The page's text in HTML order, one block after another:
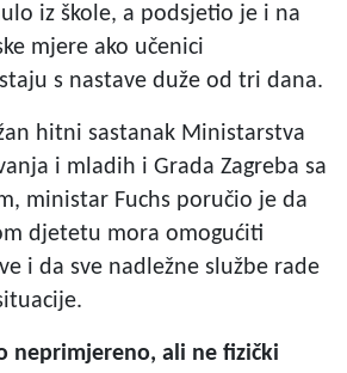
iz škole, a podsjetio je i na
mjere ako učenici
s nastave duže od tri dana.
hitni sastanak Ministarstva
i mladih i Grada Zagreba sa
ministar Fuchs poručio je da
djetetu mora omogućiti
i da sve nadležne službe rade
neprimjereno, ali ne fizički